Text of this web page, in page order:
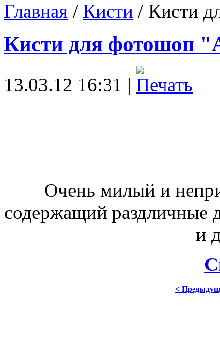
Главная / Кисти / Кисти
Кисти для фотошоп
13.03.12 16:31 |
Очень милый и
содержащий раздличные
и
<